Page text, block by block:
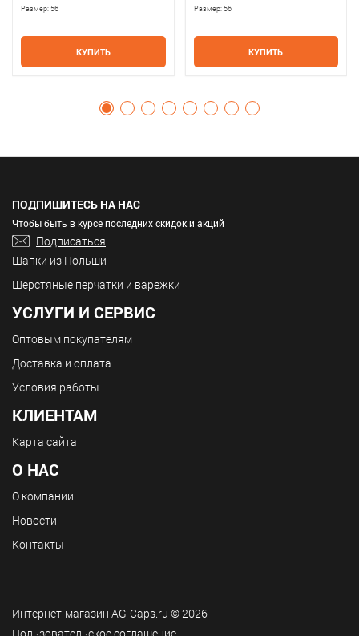
Размер:56
КУПИТЬ
Размер: 56
КУПИТЬ
ПОДПИШИТЕСЬ НА НАС
Чтобы быть в курсе последних скидок и акций
Подписаться
Шапки из Польши
Шерстяные перчатки и варежки
УСЛУГИ И СЕРВИС
Оптовым покупателям
Доставка и оплата
Условия работы
КЛИЕНТАМ
Карта сайта
О НАС
О компании
Новости
Контакты
Интернет-магазин AG-Caps.ru © 2026